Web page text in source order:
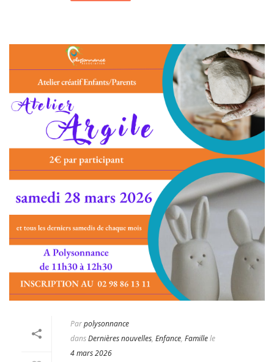
Parpolysonnance
dansDernières nouvelles, Enfance, Famillele
4 mars 2026